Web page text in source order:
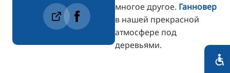
многое другое. Ганновер
в нашей прекрасной
атмосфере под
деревьями.